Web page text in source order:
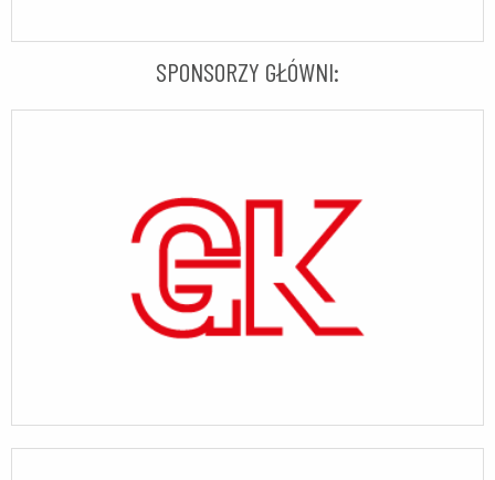
SPONSORZY GŁÓWNI: